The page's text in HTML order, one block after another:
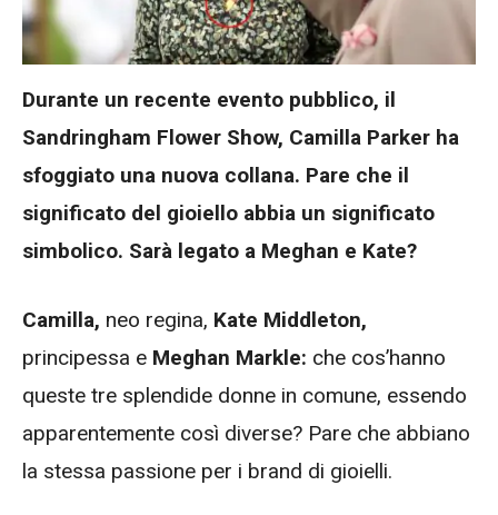
Durante un recente evento pubblico, il
Sandringham Flower Show, Camilla Parker ha
sfoggiato una nuova collana. Pare che il
significato del gioiello abbia un significato
simbolico. Sarà legato a Meghan e Kate?
Camilla, neo regina, Kate Middleton,
principessa e Meghan Markle: che cos’hanno
queste tre splendide donne in comune, essendo
apparentemente così diverse? Pare che abbiano
la stessa passione per i brand di gioielli.